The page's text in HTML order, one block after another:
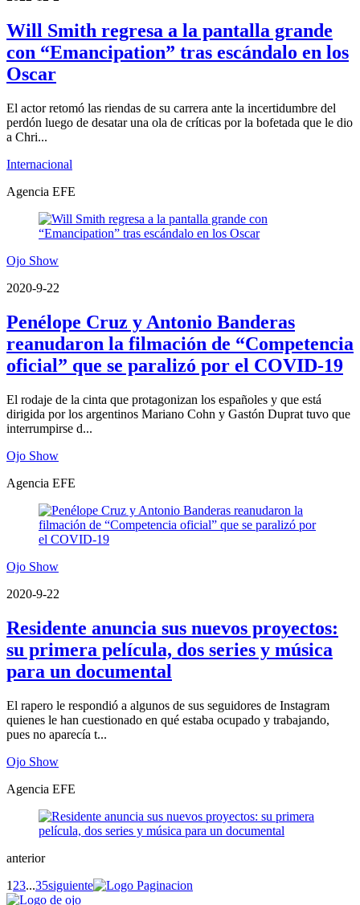
Will Smith regresa a la pantalla grande
con “Emancipation” tras escándalo en los
Oscar
El actor retomó las riendas de su carrera ante la incertidumbre del
perdón luego de desatar una ola de críticas por la bofetada que le dio
a Chri...
Internacional
Agencia EFE
Ojo Show
2020-9-22
Penélope Cruz y Antonio Banderas
reanudaron la filmación de “Competencia
oficial” que se paralizó por el COVID-19
El rodaje de la cinta que protagonizan los españoles y que está
dirigida por los argentinos Mariano Cohn y Gastón Duprat tuvo que
interrumpirse d...
Ojo Show
Agencia EFE
Ojo Show
2020-9-22
Residente anuncia sus nuevos proyectos:
su primera película, dos series y música
para un documental
El rapero le respondió a algunos de sus seguidores de Instagram
quienes le han cuestionado en qué estaba ocupado y trabajando,
pues no aparecía t...
Ojo Show
Agencia EFE
anterior
1 23...35siguiente